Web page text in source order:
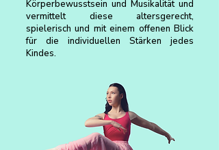
Körperbewusstsein und Musikalität und
vermittelt diese altersgerecht,
spielerisch und mit einem offenen Blick
für die individuellen Stärken jedes
Kindes.